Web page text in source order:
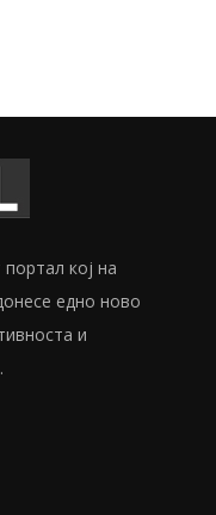
кој на
едно ново
и